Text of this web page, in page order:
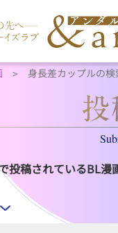
身長差カップルの検
投稿されているBL漫